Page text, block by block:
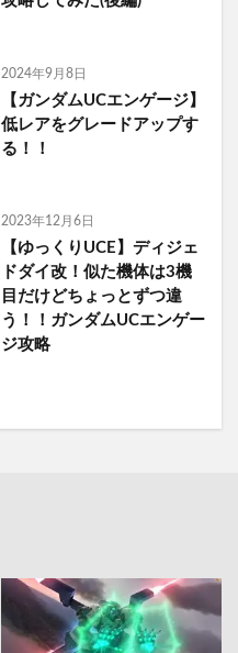
2024年9月8日
【ガンダムUCエンゲージ】
低レアをグレードアップす
る！！
2023年12月6日
【ゆっくりUCE】ディジェ
ドダイ改！似た機体は3機
目だけどちょっとずつ違
う！！ガンダムUCエンゲー
ジ攻略